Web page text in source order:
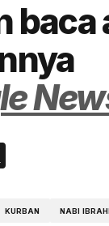
baca
KURBAN NABI